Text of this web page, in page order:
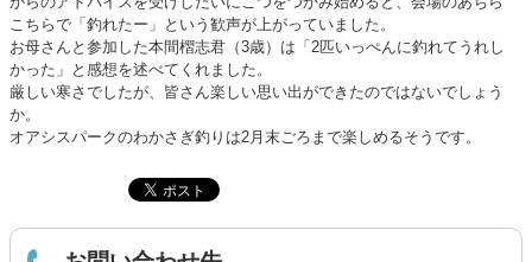
こちらで「釣れたー」という歓声が上がっていました。
お母さんと参加した本間槢志君（3歳）は「2匹いっぺんに釣れてうれし
かった」と感想を述べてくれました。
厳しい寒さでしたが、皆さん楽しい思い出ができたのではないでしょう
か。
オアシスパークのわかさぎ釣りは2月末ごろまで楽しめるそうです。